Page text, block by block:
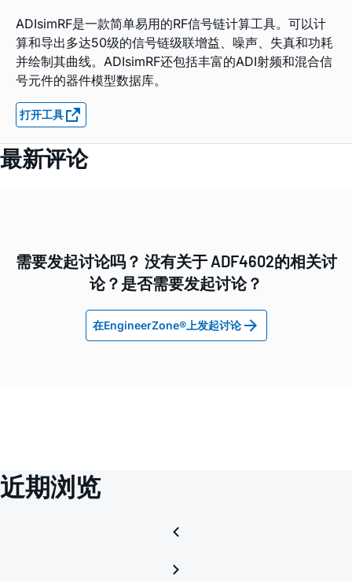
ADIsimRF是一款简单易用的RF信号链计算工具。可以计
算和导出多达50级的信号链级联增益、噪声、失真和功耗
并绘制其曲线。ADIsimRF还包括丰富的ADI射频和混合信
号元件的器件模型数据库。
打开工具
最新评论
需要发起讨论吗？ 没有关于 ADF4602的相关讨
论？是否需要发起讨论？
在EngineerZone®上发起讨论
近期浏览